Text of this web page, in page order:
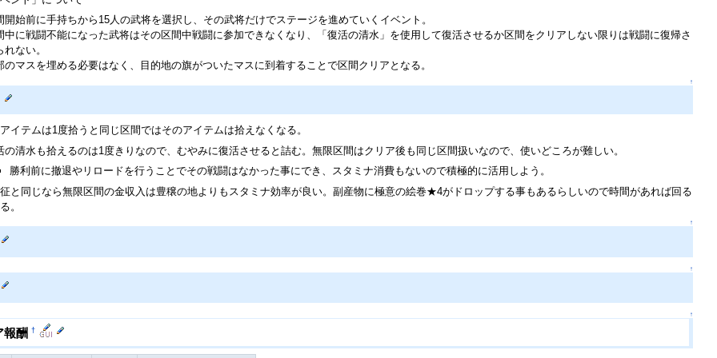
開始前に手持ちから15人の武将を選択し、その武将だけでステージを進めていくイベント。
中に戦闘不能になった武将はその区間中戦闘に参加できなくなり、「復活の清水」を使用して復活させるか区間をクリアしない限りは戦闘に復帰さ
れない。
のマスを埋める必要はなく、目的地の旗がついたマスに到着することで区間クリアとなる。
↑
イテムは1度拾うと同じ区間ではそのアイテムは拾えなくなる。
の清水も拾えるのは1度きりなので、むやみに復活させると詰む。無限区間はクリア後も同じ区間扱いなので、使いどころが難しい。
勝利前に撤退やリロードを行うことでその戦闘はなかった事にでき、スタミナ消費もないので積極的に活用しよう。
と同じなら無限区間の金収入は豊穣の地よりもスタミナ効率が良い。副産物に極意の絵巻★4がドロップする事もあるらしいので時間があれば回る
。
↑
↑
↑
報酬†